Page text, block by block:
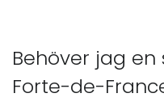
Behöver jag
Forte-de-